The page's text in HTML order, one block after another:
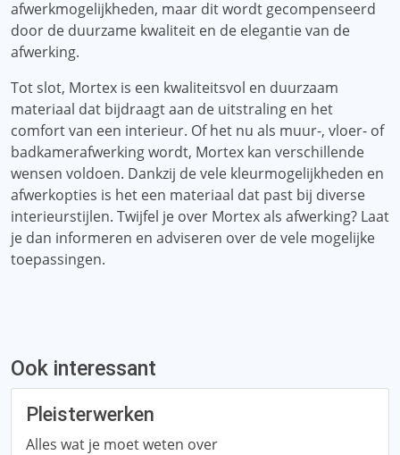
afwerkmogelijkheden, maar dit wordt gecompenseerd
door de duurzame kwaliteit en de elegantie van de
afwerking.
Tot slot, Mortex is een kwaliteitsvol en duurzaam
materiaal dat bijdraagt ​​aan de uitstraling en het
comfort van een interieur. Of het nu als muur-, vloer- of
badkamerafwerking wordt, Mortex kan verschillende
wensen voldoen. Dankzij de vele kleurmogelijkheden en
afwerkopties is het een materiaal dat past bij diverse
interieurstijlen. Twijfel je over Mortex als afwerking? Laat
je dan informeren en adviseren over de vele mogelijke
toepassingen.
Ook interessant
Pleisterwerken
Alles wat je moet weten over